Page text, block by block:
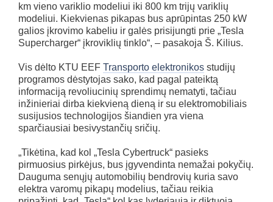
km vieno variklio modeliui iki 800 km trijų variklių
modeliui. Kiekvienas pikapas bus aprūpintas 250 kW
galios įkrovimo kabeliu ir galės prisijungti prie „Tesla
Supercharger“ įkroviklių tinklo“, – pasakoja Š. Kilius.
Vis dėlto KTU EEF Transporto elektronikos studijų
programos dėstytojas sako, kad pagal pateiktą
informaciją revoliucinių sprendimų nematyti, tačiau
inžinieriai dirba kiekvieną dieną ir su elektromobiliais
susijusios technologijos šiandien yra viena
sparčiausiai besivystančių sričių.
„Tikėtina, kad kol „Tesla Cybertruck“ pasieks
pirmuosius pirkėjus, bus įgyvendinta nemažai pokyčių.
Dauguma senųjų automobilių bendrovių kuria savo
elektra varomų pikapų modelius, tačiau reikia